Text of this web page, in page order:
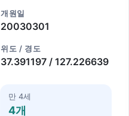
개원일
20030301
위도 / 경도
37.391197 / 127.226639
만 4세
4개